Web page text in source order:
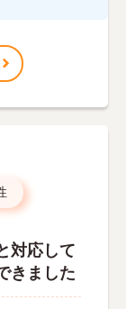
対応して
きました